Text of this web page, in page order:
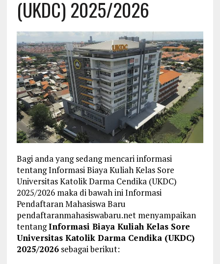
(UKDC) 2025/2026
Bagi anda yang sedang mencari informasi
tentang Informasi Biaya Kuliah Kelas Sore
Universitas Katolik Darma Cendika (UKDC)
2025/2026 maka di bawah ini Informasi
Pendaftaran Mahasiswa Baru
pendaftaranmahasiswabaru.net menyampaikan
tentangInformasi Biaya Kuliah Kelas Sore
Universitas Katolik Darma Cendika (UKDC)
2025/2026sebagai berikut: